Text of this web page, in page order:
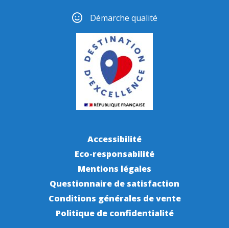
Démarche qualité
Accessibilité
Eco-responsabilité
Mentions légales
Questionnaire de satisfaction
Conditions générales de vente
Politique de confidentialité